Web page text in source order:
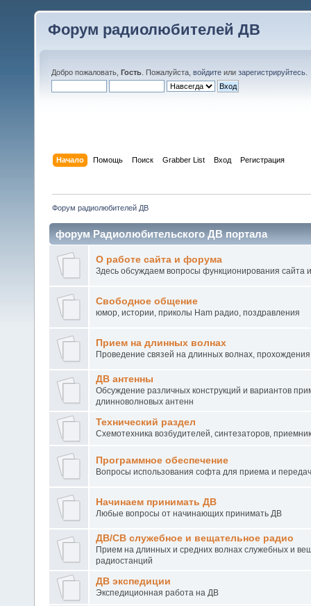
Форум радиолюбителей ДВ
Добро пожаловать, Гость . Пожалуйста, войдите или зарегистрируйтесь
Начало Помощь Поиск Grabber List Вход Регистрация
Форум радиолюбителей ДВ
форум Радиолюбительского ДВ портала
О работе сайта и форума
Здесь обсуждаем вопросы функционирования сайта
Свободное общение
юмор, истории, приколы Ham радио, поздравления
Прием на длинных волнах
Проведение связей на длинных волнах,
ДВ антенны
Обсуждение различных конструкций и вариантов
длинноволновых антенн
Технический раздел
Схемотехника возбудителей, синтезаторов,
Программное обеспечение
Вопросы использования софта для приема и
Начинаем принимать ДВ
Любые вопросы от начинающих принимать ДВ
ДВ/СВ служебное и вещательное радио
Прием на длинных и средних волнах служебных и
радиостанций
ДВ экспедиции
Экспедиционная работа на ДВ